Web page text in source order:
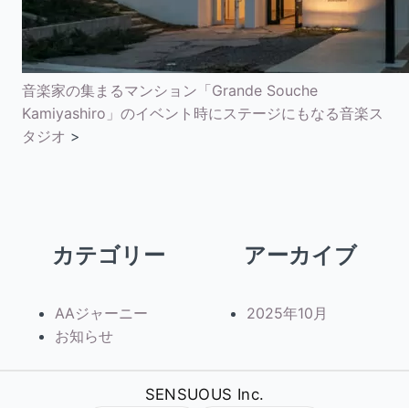
音楽家の集まるマンション「Grande Souche
Kamiyashiro」のイベント時にステージにもなる音楽ス
タジオ >
カテゴリー
AAジャーニー
お知らせ
アーカイブ
2025年10月
SENSUOUS Inc.